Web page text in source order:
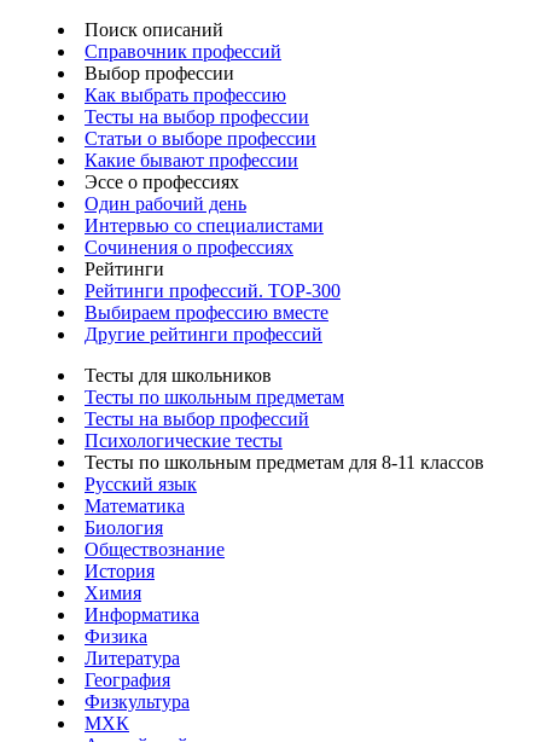
Поиск описаний
Справочник профессий
Выбор профессии
Как выбрать профессию
Тесты на выбор профессии
Статьи о выборе профессии
Какие бывают профессии
Эссе о профессиях
Один рабочий день
Интервью со специалистами
Сочинения о профессиях
Рейтинги
Рейтинги профессий. TOP-300
Выбираем профессию вместе
Другие рейтинги профессий
Тесты для школьников
Тесты по школьным предметам
Тесты на выбор профессий
Психологические тесты
Тесты по школьным предметам для 8-11 классов
Русский язык
Математика
Биология
Обществознание
История
Химия
Информатика
Физика
Литература
География
Физкультура
МХК